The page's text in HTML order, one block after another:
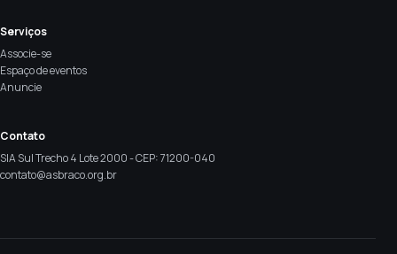
Serviços
Associe-se
Espaço de eventos
Anuncie
Contato
SIA Sul Trecho 4 Lote 2000 - CEP: 71200-040
contato@asbraco.org.br